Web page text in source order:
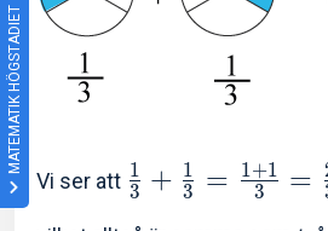
MATEMATIK HÖGSTADIET
Vi ser att 3
1 + 3
1 = 3
1+1 =